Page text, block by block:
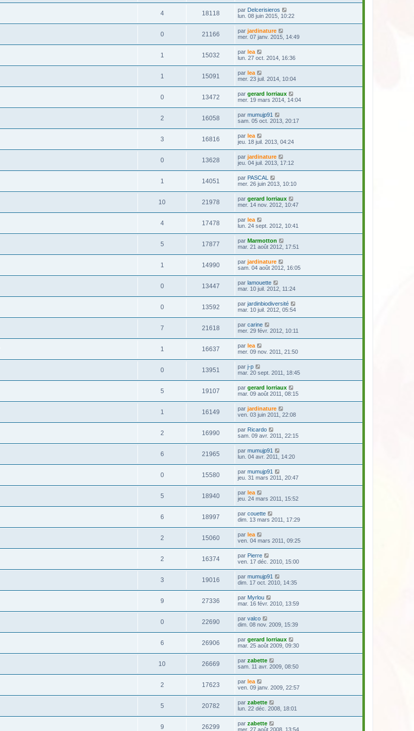
4 18118 par Delcerisieros
lun. 08 juin 2015, 10:22
0 21166 par jardinature
mer. 07 janv. 2015, 14:49
1 15032 par lea
lun. 27 oct. 2014, 16:36
1 15091 par lea
mer. 23 juil. 2014, 10:04
0 13472 par gerard lorriaux
mer. 19 mars 2014, 14:04
2 16058 par mumujp91
sam. 05 oct. 2013, 20:17
3 16816 par lea
jeu. 18 juil. 2013, 04:24
0 13628 par jardinature
jeu. 04 juil. 2013, 17:12
1 14051 par PASCAL
mer. 26 juin 2013, 10:10
10 21978 par gerard lorriaux
mer. 14 nov. 2012, 10:47
4 17478 par lea
lun. 24 sept. 2012, 10:41
5 17877 par Marmotton
mar. 21 août 2012, 17:51
1 14990 par jardinature
sam. 04 août 2012, 16:05
0 13447 par lamouette
mar. 10 juil. 2012, 11:24
0 13592 par jardinbiodiversité
mar. 10 juil. 2012, 05:54
7 21618 par carine
mer. 29 févr. 2012, 10:11
1 16637 par lea
mer. 09 nov. 2011, 21:50
0 13951 par j-p
mar. 20 sept. 2011, 18:45
5 19107 par gerard lorriaux
mar. 09 août 2011, 08:15
1 16149 par jardinature
ven. 03 juin 2011, 22:08
2 16990 par Ricardo
sam. 09 avr. 2011, 22:15
6 21965 par mumujp91
lun. 04 avr. 2011, 14:20
0 15580 par mumujp91
jeu. 31 mars 2011, 20:47
5 18940 par lea
jeu. 24 mars 2011, 15:52
6 18997 par couette
dim. 13 mars 2011, 17:29
2 15060 par lea
ven. 04 mars 2011, 09:25
2 16374 par Pierre
ven. 17 déc. 2010, 15:00
3 19016 par mumujp91
dim. 17 oct. 2010, 14:35
9 27336 par Myrlou
mar. 16 févr. 2010, 13:59
0 22690 par valco
dim. 08 nov. 2009, 15:39
6 26906 par gerard lorriaux
mar. 25 août 2009, 09:30
10 26669 par zabette
sam. 11 avr. 2009, 08:50
2 17623 par lea
ven. 09 janv. 2009, 22:57
5 20782 par zabette
lun. 22 déc. 2008, 18:01
9 26299 par zabette
mer. 27 août 2008, 13:54